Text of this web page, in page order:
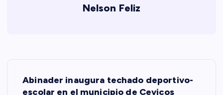
Nelson Feliz
Abinader inaugura techado deportivo-
escolar en el municipio de Cevicos